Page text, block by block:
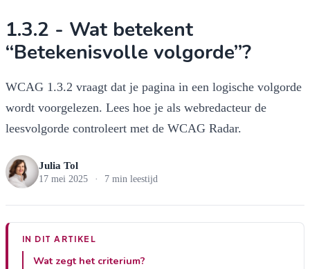
1.3.2 - Wat betekent
“Betekenisvolle volgorde”?
WCAG 1.3.2 vraagt dat je pagina in een logische volgorde
wordt voorgelezen. Lees hoe je als webredacteur de
leesvolgorde controleert met de WCAG Radar.
Julia Tol
17 mei 2025 · 7 min leestijd
IN DIT ARTIKEL
Wat zegt het criterium?